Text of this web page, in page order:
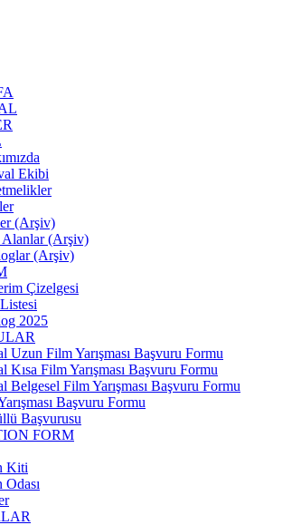
Ekibi
(Arşiv)
(Arşiv)
(Arşiv)
Çizelgesi
2025
Uzun Film Yarışması Başvuru Formu
Kısa Film Yarışması Başvuru Formu
Belgesel Film Yarışması Başvuru Formu
Başvuru Formu
Başvurusu
FORM
Kiti
Odası